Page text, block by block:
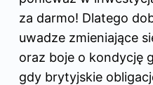
za darmo! Dlatego
uwadze zmieniające
oraz boje o kondycję
gdy brytyjskie